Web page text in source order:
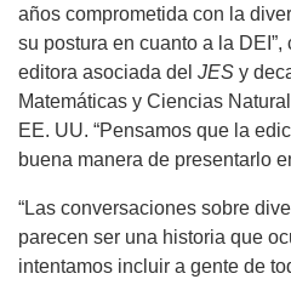
años comprometida con la
su postura en cuanto a la
editora asociada del JES y
Matemáticas y Ciencias
EE. UU. “Pensamos que la
buena manera de presentarlo
“Las conversaciones sobre
parecen ser una historia que
intentamos incluir a gente de